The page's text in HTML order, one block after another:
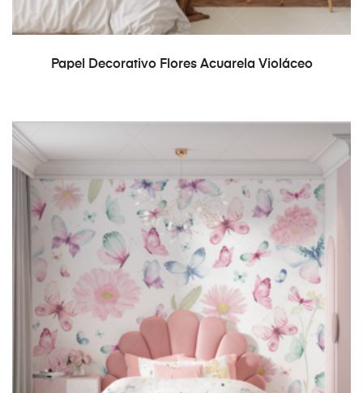
READ MORE
Papel Decorativo Flores Acuarela Violáceo